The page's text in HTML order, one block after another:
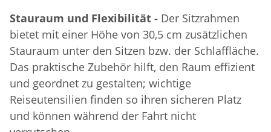
Stauraum und Flexibilität - Der Sitzrahmen
bietet mit einer Höhe von 30,5 cm zusätzlichen
Stauraum unter den Sitzen bzw. der Schlaffläche.
Das praktische Zubehör hilft, den Raum effizient
und geordnet zu gestalten; wichtige
Reiseutensilien finden so ihren sicheren Platz
und können während der Fahrt nicht